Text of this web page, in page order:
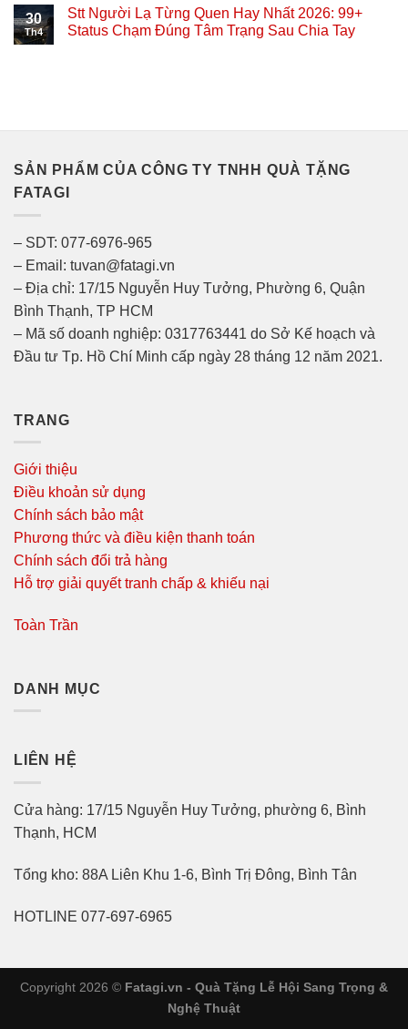
30
Th4
Stt Người Lạ Từng Quen Hay Nhất 2026: 99+
Status Chạm Đúng Tâm Trạng Sau Chia Tay
SẢN PHẨM CỦA CÔNG TY TNHH QUÀ TẶNG
FATAGI
– SDT: 077-6976-965
– Email: tuvan@fatagi.vn
– Địa chỉ: 17/15 Nguyễn Huy Tưởng, Phường 6, Quận
Bình Thạnh, TP HCM
– Mã số doanh nghiệp: 0317763441 do Sở Kế hoạch và
Đầu tư Tp. Hồ Chí Minh cấp ngày 28 tháng 12 năm 2021.
TRANG
Giới thiệu
Điều khoản sử dụng
Chính sách bảo mật
Phương thức và điều kiện thanh toán
Chính sách đổi trả hàng
Hỗ trợ giải quyết tranh chấp & khiếu nại
Toàn Trần
DANH MỤC
LIÊN HỆ
Cửa hàng: 17/15 Nguyễn Huy Tưởng, phường 6, Bình
Thạnh, HCM
Tổng kho: 88A Liên Khu 1-6, Bình Trị Đông, Bình Tân
HOTLINE 077-697-6965
Copyright 2026 © Fatagi.vn - Quà Tặng Lễ Hội Sang Trọng &
Nghệ Thuật